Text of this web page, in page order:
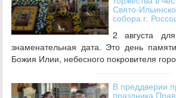
Свято-
собора г.
2 августа
знаменательная дата. Это день
Божия Илии, небесного покровителя
В преддверии
праздника